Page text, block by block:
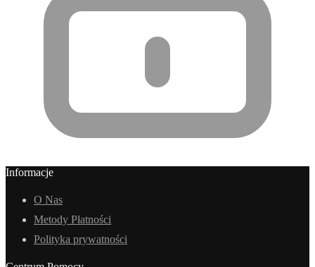
Informacje
O Nas
Metody Płatności
Polityka prywatności